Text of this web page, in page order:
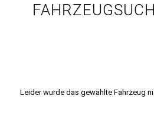
Leider wurde das gewählte Fahrzeug